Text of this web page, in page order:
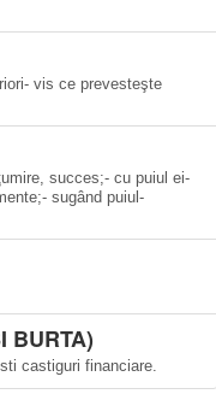
vis ce prevesteşte
succes;- cu puiul ei-
sugând puiul-
BURTA)
castiguri financiare.